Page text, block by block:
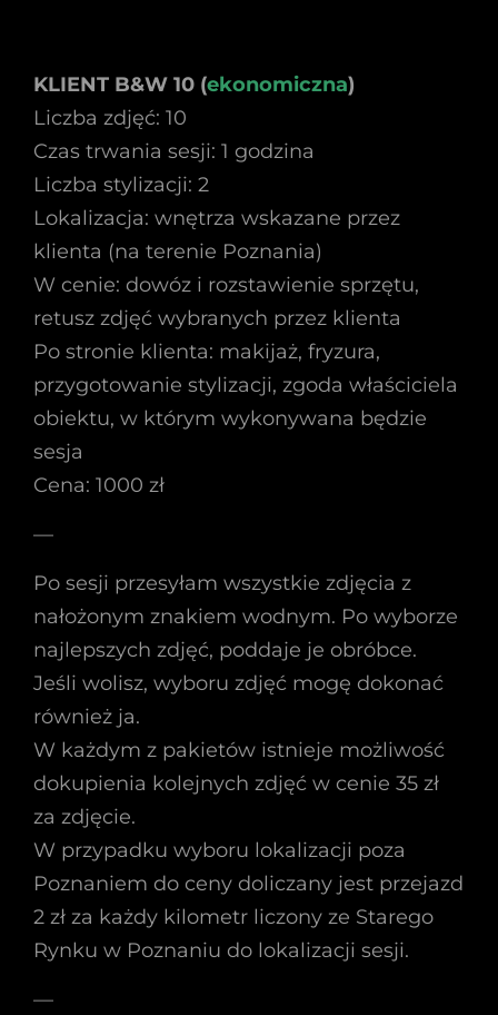
KLIENT B&W 10 (ekonomiczna)
Liczba zdjęć: 10
Czas trwania sesji: 1 godzina
Liczba stylizacji: 2
Lokalizacja: wnętrza wskazane przez
klienta (na terenie Poznania)
W cenie: dowóz i rozstawienie sprzętu,
retusz zdjęć wybranych przez klienta
Po stronie klienta: makijaż, fryzura,
przygotowanie stylizacji, zgoda właściciela
obiektu, w którym wykonywana będzie
sesja
Cena: 1000 zł
—
Po sesji przesyłam wszystkie zdjęcia z
nałożonym znakiem wodnym. Po wyborze
najlepszych zdjęć, poddaje je obróbce.
Jeśli wolisz, wyboru zdjęć mogę dokonać
również ja.
W każdym z pakietów istnieje możliwość
dokupienia kolejnych zdjęć w cenie 35 zł
za zdjęcie.
W przypadku wyboru lokalizacji poza
Poznaniem do ceny doliczany jest przejazd
2 zł za każdy kilometr liczony ze Starego
Rynku w Poznaniu do lokalizacji sesji.
—